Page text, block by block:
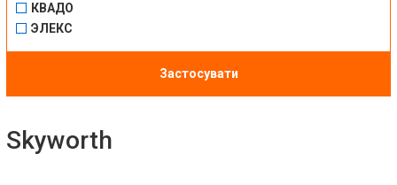
Skyworth
КВАДО
ЭЛЕКС
Застосувати